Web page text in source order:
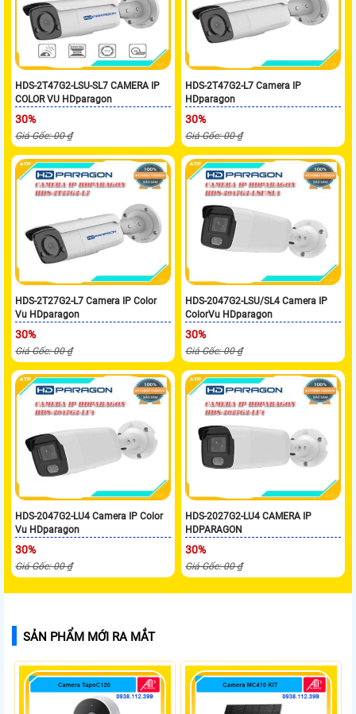
HDS-2T47G2-LSU-SL7 CAMERA IP
COLOR VU HDparagon
30%
Giá Gốc: 00 ₫
HDS-2T47G2-L7 Camera IP
HDparagon
30%
Giá Gốc: 00 ₫
HDS-2T27G2-L7 Camera IP Color
Vu HDparagon
30%
Giá Gốc: 00 ₫
HDS-2047G2-LSU/SL4 Camera IP
ColorVu HDparagon
30%
Giá Gốc: 00 ₫
HDS-2047G2-LU4 Camera IP Color
Vu HDparagon
30%
Giá Gốc: 00 ₫
HDS-2027G2-LU4 CAMERA IP
HDPARAGON
30%
Giá Gốc: 00 ₫
SẢN PHẨM MỚI RA MẮT